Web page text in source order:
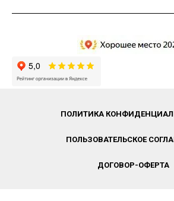
ПОЛИТИКА
ПОЛЬЗОВАТЕЛЬСКОЕ
ДОГОВОР-ОФЕРТА